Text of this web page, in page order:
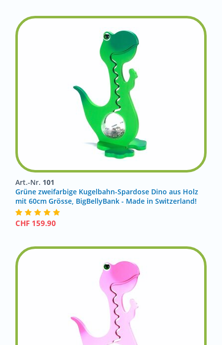
Art.-Nr. 101
Grüne zweifarbige Kugelbahn-Spardose Dino aus Holz
mit 60cm Grösse, BigBellyBank - Made in Switzerland!
CHF 159.90